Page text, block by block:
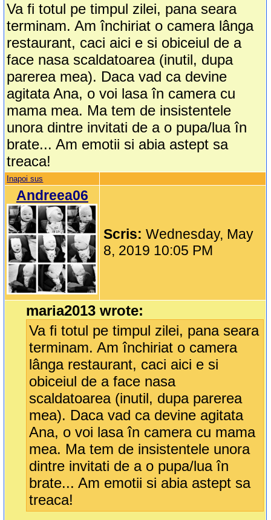
Va fi totul pe timpul zilei, pana seara
terminam. Am închiriat o camera lânga
restaurant, caci aici e si obiceiul de a
face nasa scaldatoarea (inutil, dupa
parerea mea). Daca vad ca devine
agitata Ana, o voi lasa în camera cu
mama mea. Ma tem de insistentele
unora dintre invitati de a o pupa/lua în
brate... Am emotii si abia astept sa
treaca!
Inapoi sus
Andreea06
Scris:Wednesday, May
8, 2019 10:05 PM
maria2013 wrote:
Va fi totul pe timpul zilei, pana seara
terminam. Am închiriat o camera
lânga restaurant, caci aici e si
obiceiul de a face nasa
scaldatoarea (inutil, dupa parerea
mea). Daca vad ca devine agitata
Ana, o voi lasa în camera cu mama
mea. Ma tem de insistentele unora
dintre invitati de a o pupa/lua în
brate... Am emotii si abia astept sa
treaca!